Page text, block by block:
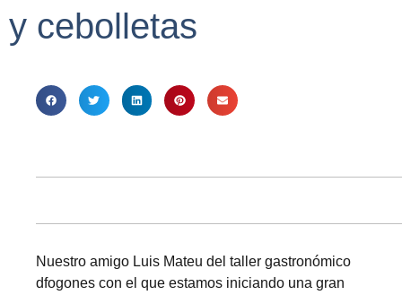
y cebolletas
Nuestro amigo Luis Mateu del taller gastronómico
dfogones con el que estamos iniciando una gran